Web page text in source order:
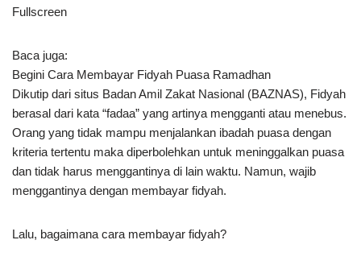
Fullscreen
Baca juga:
Begini Cara Membayar Fidyah Puasa Ramadhan
Dikutip dari situs Badan Amil Zakat Nasional (BAZNAS), Fidyah
berasal dari kata “fadaa” yang artinya mengganti atau menebus.
Orang yang tidak mampu menjalankan ibadah puasa dengan
kriteria tertentu maka diperbolehkan untuk meninggalkan puasa
dan tidak harus menggantinya di lain waktu. Namun, wajib
menggantinya dengan membayar fidyah.
Lalu, bagaimana cara membayar fidyah?